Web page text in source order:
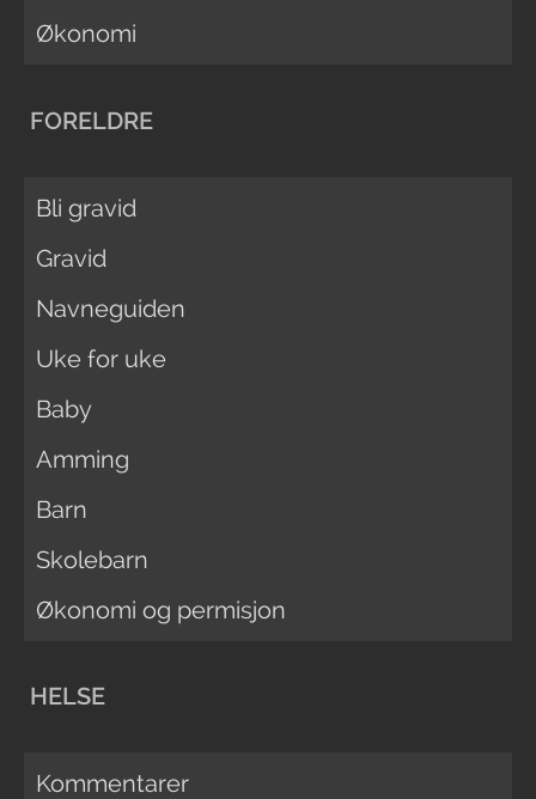
Økonomi
FORELDRE
Bli gravid
Gravid
Navneguiden
Uke for uke
Baby
Amming
Barn
Skolebarn
Økonomi og permisjon
HELSE
Kommentarer